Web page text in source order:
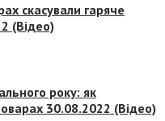
скасували гаряче
(Відео)
року: як
30.08.2022 (Відео)